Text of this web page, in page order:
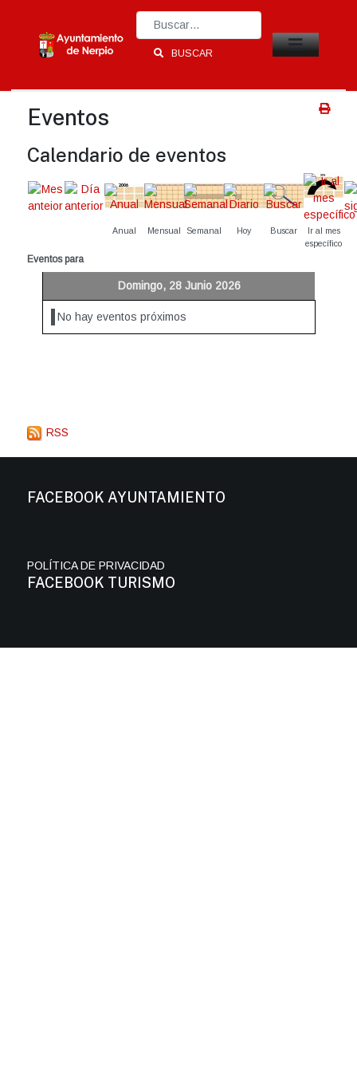
Type 2 or more characters for results.
BUSCAR
Eventos
Calendario de eventos
Anual Mensual Semanal Hoy Buscar
Ir al mes
específico
Eventos para
Domingo, 28 Junio 2026
No hay eventos próximos
RSS
FACEBOOK AYUNTAMIENTO
POLÍTICA DE PRIVACIDAD
FACEBOOK TURISMO